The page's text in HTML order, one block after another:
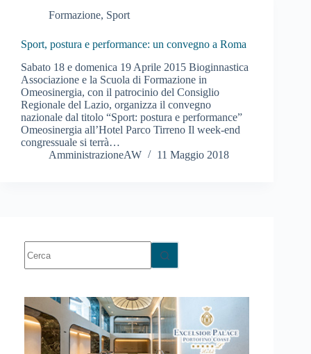
Formazione, Sport
Sport, postura e performance: un convegno a Roma
Sabato 18 e domenica 19 Aprile 2015 Bioginnastica
Associazione e la Scuola di Formazione in
Omeosinergia, con il patrocinio del Consiglio
Regionale del Lazio, organizza il convegno
nazionale dal titolo “Sport: postura e performance”
Omeosinergia all’Hotel Parco Tirreno Il week-end
congressuale si terrà…
AmministrazioneAW
11 Maggio 2018
risultato